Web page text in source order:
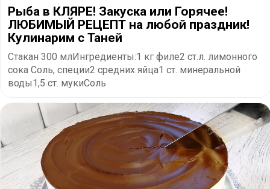
Рыба в КЛЯРЕ! Закуска или Горячее!
ЛЮБИМЫЙ РЕЦЕПТ на любой праздник!
Кулинарим с Таней
Стакан 300 млИнгредиенты:1 кг филе2 ст.л. лимонного
сока Соль, специи2 средних яйца1 ст. минеральной
воды1,5 ст. мукиСоль